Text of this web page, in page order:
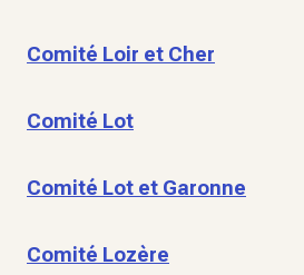
Comité Loir et Cher
Comité Lot
Comité Lot et Garonne
Comité Lozère